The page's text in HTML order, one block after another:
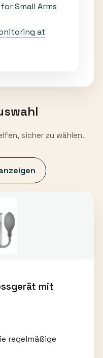
Small Arms
at
sicher zu wählen.
mit
regelmäßige